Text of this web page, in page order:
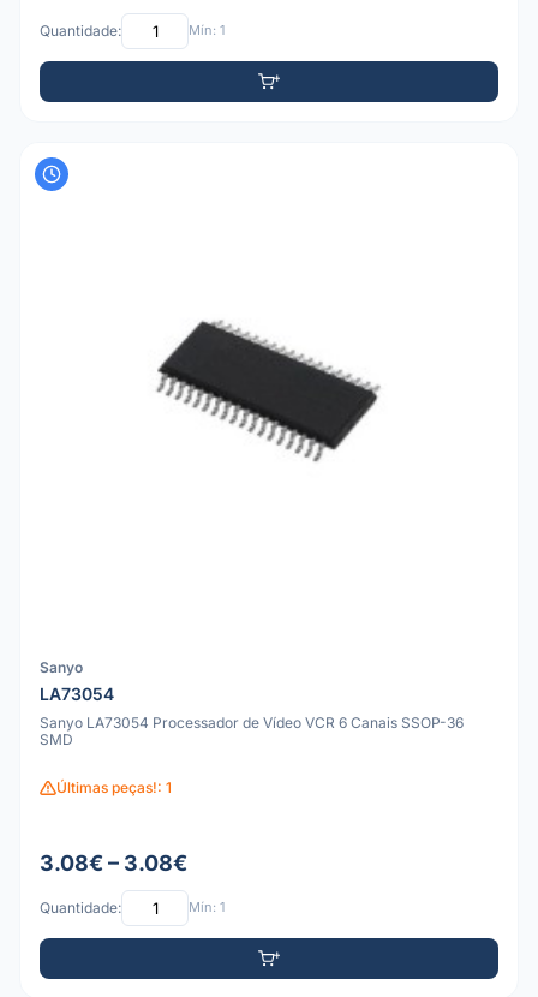
Quantidade: Mín: 1
Sanyo
LA73054
Sanyo LA73054 Processador de Vídeo VCR 6 Canais SSOP-36
SMD
Últimas peças!: 1
3.08€ – 3.08€
Quantidade: Mín: 1